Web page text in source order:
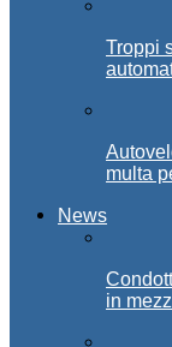
Troppi
multa
News
in